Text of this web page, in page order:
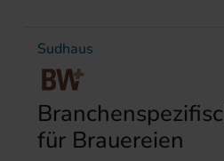
Sudhaus
für Brauereien